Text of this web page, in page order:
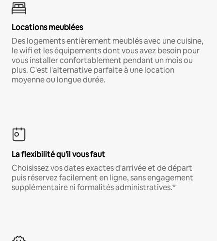
Locations meublées
Des logements entièrement meublés avec une cuisine,
le wifi et les équipements dont vous avez besoin pour
vous installer confortablement pendant un mois ou
plus. C'est l'alternative parfaite à une location
moyenne ou longue durée.
La flexibilité qu'il vous faut
Choisissez vos dates exactes d'arrivée et de départ
puis réservez facilement en ligne, sans engagement
supplémentaire ni formalités administratives.*